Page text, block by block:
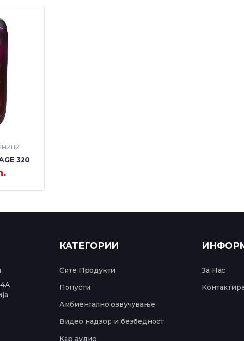
320
КАТЕГОРИИ
Сите Продукти
Попусти
Амбиентално озвучување
Видео надзор и безбедност
Кар аудио
За Нас